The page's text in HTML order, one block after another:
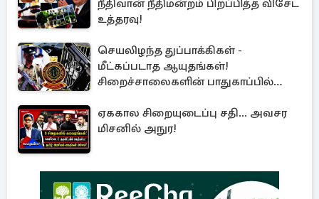
நீதிவான் நீதிமன்றம் பிறப்பித்த விசேட
உத்தரவு!
செயலிழந்த துப்பாக்கிகள் -
மீட்கப்படாத ஆயுதங்கள்!
சிறைச்சாலைகளின் பாதுகாப்பில்
ஏககால சிறையுடைப்பு சதி... அவசர
மிசனில் அநுர!